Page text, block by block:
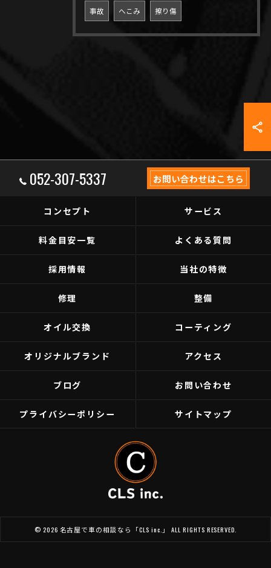
事故 へこみ 擦り傷
052-307-5337 お問い合わせはこちら
コンセプト サービス
料金目安一覧 よくある質問
採用情報 当社の特徴
修理 整備
オイル交換 コーティング
オリジナルブランド アクセス
ブログ お問い合わせ
プライバシーポリシー サイトマップ
© 2026 名古屋で車の相談なら「CLS inc.」 ALL RIGHTS RESERVED.